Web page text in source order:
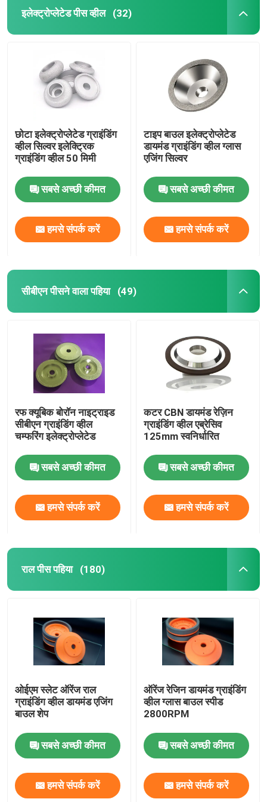
इलेक्ट्रोप्लेटेड पीस व्हील (32)
छोटा इलेक्ट्रोप्लेटेड ग्राइंडिंग
व्हील सिल्वर इलेक्ट्रिक
ग्राइंडिंग व्हील 50 मिमी
सबसे अच्छी कीमत
हमसे संपर्क करें
टाइप बाउल इलेक्ट्रोप्लेटेड
डायमंड ग्राइंडिंग व्हील ग्लास
एजिंग सिल्वर
सबसे अच्छी कीमत
हमसे संपर्क करें
सीबीएन पीसने वाला पहिया (49)
रफ क्यूबिक बोरॉन नाइट्राइड
सीबीएन ग्राइंडिंग व्हील
चम्फरिंग इलेक्ट्रोप्लेटेड
सबसे अच्छी कीमत
हमसे संपर्क करें
कटर CBN डायमंड रेज़िन
ग्राइंडिंग व्हील एब्रेसिव
125mm स्वनिर्धारित
सबसे अच्छी कीमत
हमसे संपर्क करें
राल पीस पहिया (180)
ओईएम स्लेट ऑरेंज राल
ग्राइंडिंग व्हील डायमंड एजिंग
बाउल शेप
सबसे अच्छी कीमत
हमसे संपर्क करें
ऑरेंज रेजिन डायमंड ग्राइंडिंग
व्हील ग्लास बाउल स्पीड
2800RPM
सबसे अच्छी कीमत
हमसे संपर्क करें